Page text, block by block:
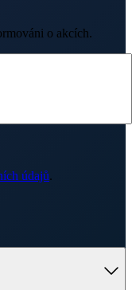
o akcích.
údajů.